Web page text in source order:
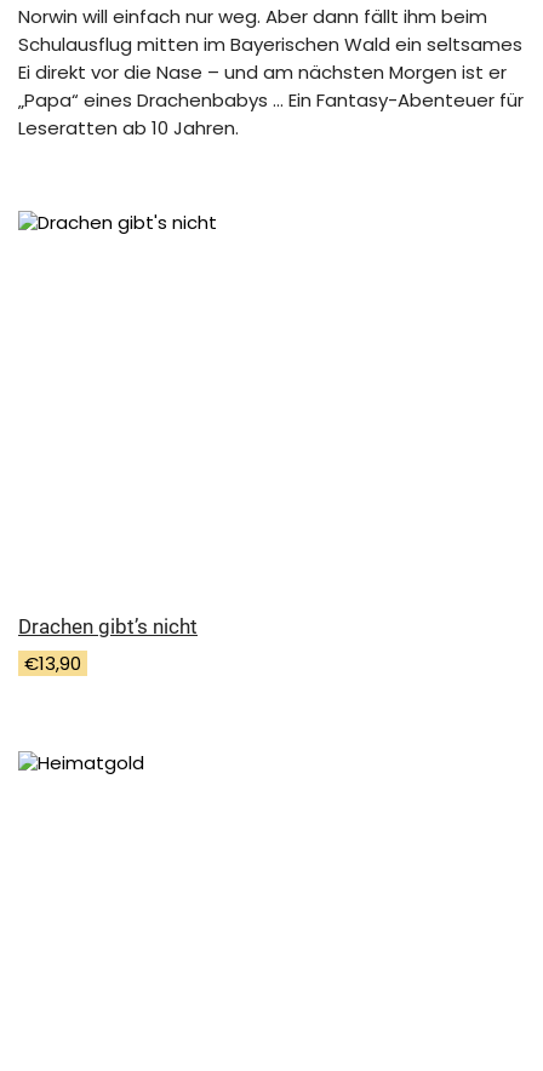
Norwin will einfach nur weg. Aber dann fällt ihm beim
Schulausflug mitten im Bayerischen Wald ein seltsames
Ei direkt vor die Nase – und am nächsten Morgen ist er
„Papa“ eines Drachenbabys … Ein Fantasy-Abenteuer für
Leseratten ab 10 Jahren.
Drachen gibt’s nicht
€13,90